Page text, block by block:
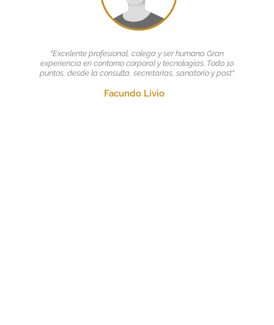
"Excelente profesional, colega y ser humano. Gran
experiencia en contorno corporal y tecnologías. Todo 10
puntos, desde la consulta, secretarias, sanatorio y post".
Facundo Livio